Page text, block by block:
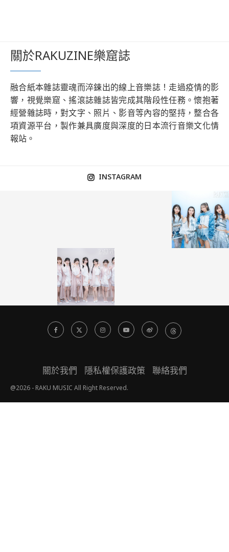
關於RAKUZINE樂窟誌
融合紙本雜誌靈魂而淬鍊出的線上音樂誌！走過疫情的影
響，視覺樂窟、搖滾誌雜誌皆完成其階段性任務。懷抱著
經營雜誌時，對文字、照片、影音等內容的堅持，整合各
項資源平台，製作兼具廣度與深度的日本流行音樂文化情
報站。
INSTAGRAM
關於我們 隱私權保護政策 聯絡我們
@2026 - RAKU MUSIC All Right Reserved.